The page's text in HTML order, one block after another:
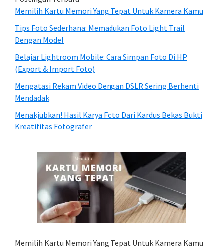
Memilih Kartu Memori Yang Tepat Untuk Kamera Kamu
Tips Foto Sederhana: Memadukan Foto Light Trail
Dengan Model
Belajar Lightroom Mobile: Cara Simpan Foto Di HP
(Export & Import Foto)
Mengatasi Rekam Video Dengan DSLR Sering Berhenti
Mendadak
Menakjubkan! Hasil Karya Foto Dari Kardus Bekas Bukti
Kreatifitas Fotografer
Memilih Kartu Memori Yang Tepat Untuk Kamera Kamu